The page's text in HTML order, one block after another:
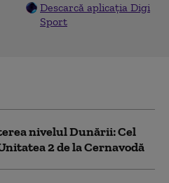
Descarcă aplicația Digi
Sport
nivelul Dunării: Cel
2 de la Cernavodă